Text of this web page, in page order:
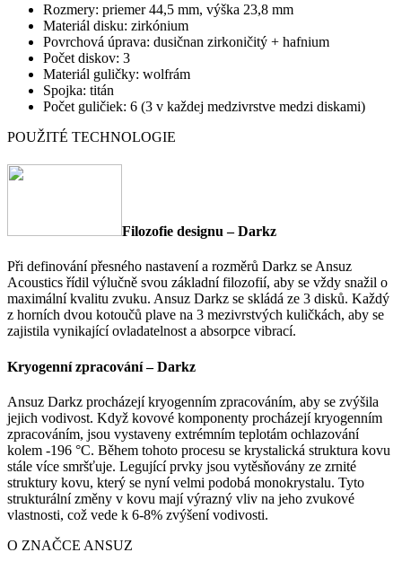
Rozmery: priemer 44,5 mm, výška 23,8 mm
Materiál disku: zirkónium
Povrchová úprava: dusičnan zirkoničitý + hafnium
Počet diskov: 3
Materiál guličky: wolfrám
Spojka: titán
Počet guličiek: 6 (3 v každej medzivrstve medzi diskami)
POUŽITÉ TECHNOLOGIE
Filozofie designu – Darkz
Při definování přesného nastavení a rozměrů Darkz se Ansuz
Acoustics řídil výlučně svou základní filozofií, aby se vždy snažil o
maximální kvalitu zvuku. Ansuz Darkz se skládá ze 3 disků. Každý
z horních dvou kotoučů plave na 3 mezivrstvých kuličkách, aby se
zajistila vynikající ovladatelnost a absorpce vibrací.
Kryogenní zpracování – Darkz
Ansuz Darkz procházejí kryogenním zpracováním, aby se zvýšila
jejich vodivost. Když kovové komponenty procházejí kryogenním
zpracováním, jsou vystaveny extrémním teplotám ochlazování
kolem -196 °C. Během tohoto procesu se krystalická struktura kovu
stále více smršťuje. Legující prvky jsou vytěsňovány ze zrnité
struktury kovu, který se nyní velmi podobá monokrystalu. Tyto
strukturální změny v kovu mají výrazný vliv na jeho zvukové
vlastnosti, což vede k 6-8% zvýšení vodivosti.
O ZNAČCE ANSUZ